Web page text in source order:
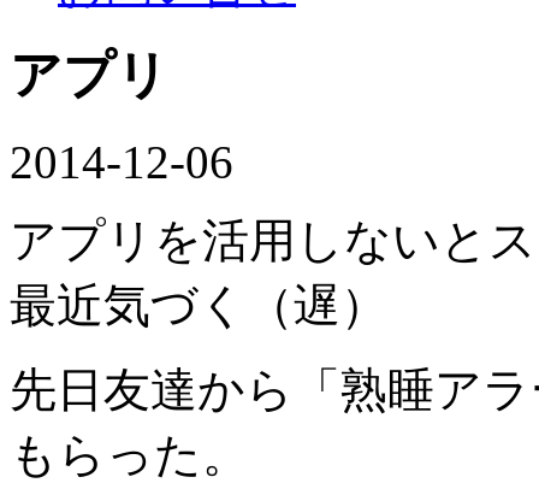
アプリ
2014-12-06
アプリを活用しないと
最近気づく（遅）
先日友達から「熟睡ア
もらった。